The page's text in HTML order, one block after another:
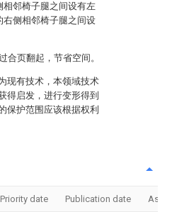
相邻椅子腿之间设有左
右侧相邻椅子腿之间设
合页翻起，节省空间。
现有技术，本领域技术
得启发，进行变形得到
保护范围应该根据权利
Priority date Publication date